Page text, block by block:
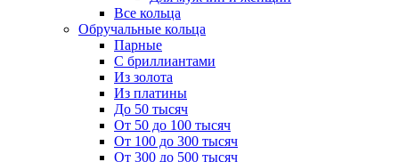
Все кольца
Обручальные кольца
Парные
С бриллиантами
Из золота
Из платины
До 50 тысяч
От 50 до 100 тысяч
От 100 до 300 тысяч
От 300 до 500 тысяч